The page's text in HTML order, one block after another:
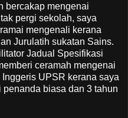
bercakap mengenai
pergi sekolah, saya
mengenali kerana
Jurulatih sukatan Sains.
Jadual Spesifikasi
ceramah mengenai
UPSR kerana saya
biasa dan 3 tahun